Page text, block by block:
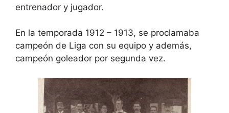
entrenador y jugador.
En la temporada 1912 – 1913, se proclamaba
campeón de Liga con su equipo y además,
campeón goleador por segunda vez.